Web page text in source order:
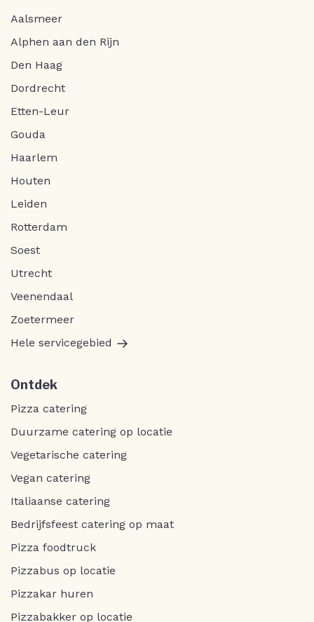
Aalsmeer
Alphen aan den Rijn
Den Haag
Dordrecht
Etten-Leur
Gouda
Haarlem
Houten
Leiden
Rotterdam
Soest
Utrecht
Veenendaal
Zoetermeer
Hele servicegebied
Ontdek
Pizza catering
Duurzame catering op locatie
Vegetarische catering
Vegan catering
Italiaanse catering
Bedrijfsfeest catering op maat
Pizza foodtruck
Pizzabus op locatie
Pizzakar huren
Pizzabakker op locatie